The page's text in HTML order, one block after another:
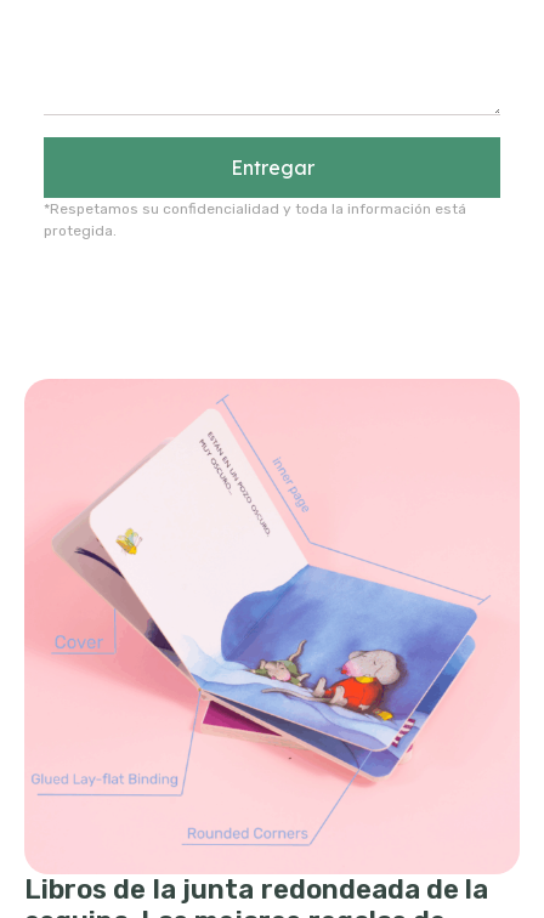
Entregar
*Respetamos su confidencialidad y toda la información está
protegida.
Libros de la junta redondeada de la